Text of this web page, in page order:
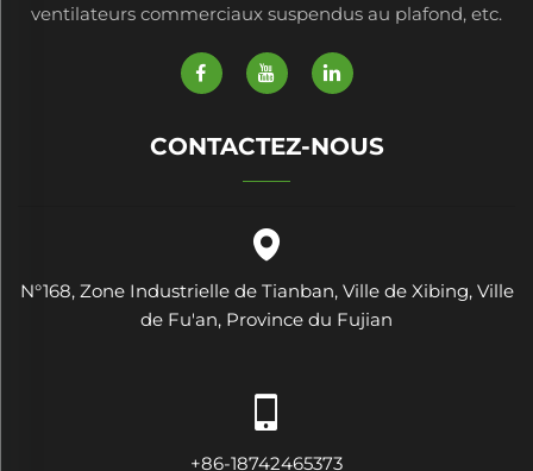
ventilateurs commerciaux suspendus au plafond, etc.
CONTACTEZ-NOUS
N°168, Zone Industrielle de Tianban, Ville de Xibing, Ville
de Fu'an, Province du Fujian
+86-18742465373